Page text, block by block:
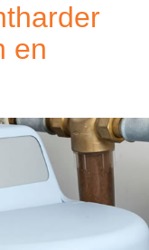
en